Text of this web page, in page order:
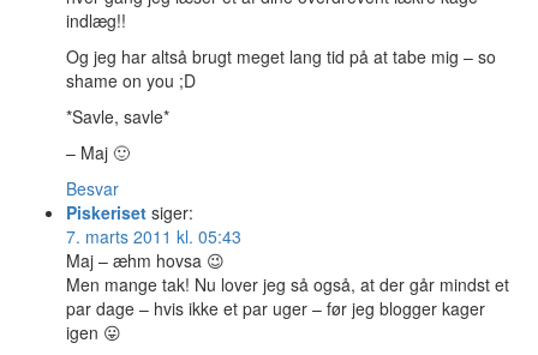
indlæg!!
Og jeg har altså brugt meget lang tid på at tabe mig – so
shame on you ;D
*Savle, savle*
– Maj 🙂
Besvar
Piskeriset siger:
7. marts 2011 kl. 05:43
Maj – æhm hovsa 😉
Men mange tak! Nu lover jeg så også, at der går mindst et
par dage – hvis ikke et par uger – før jeg blogger kager
igen 😛